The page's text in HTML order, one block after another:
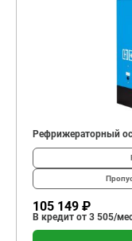
Рефрижераторный
105 149 ₽
В кредит от 3 505/